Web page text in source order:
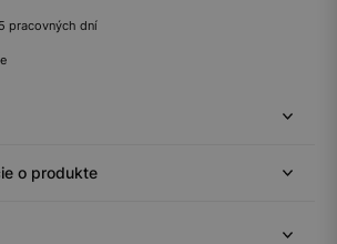
pracovných dní
o produkte